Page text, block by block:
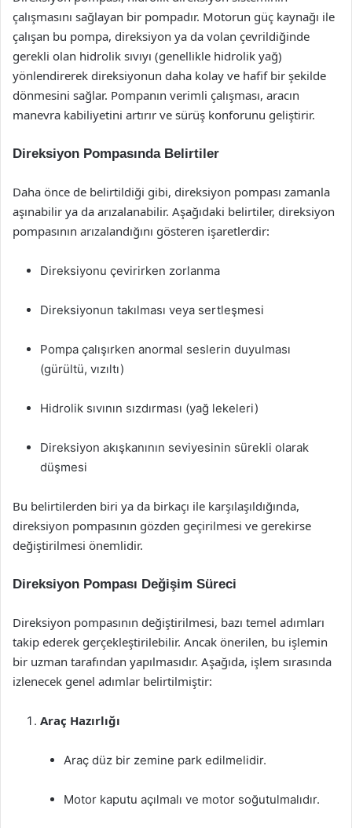
çalışmasını sağlayan bir pompadır. Motorun güç kaynağı ile
çalışan bu pompa, direksiyon ya da volan çevrildiğinde
gerekli olan hidrolik sıvıyı (genellikle hidrolik yağ)
yönlendirerek direksiyonun daha kolay ve hafif bir şekilde
dönmesini sağlar. Pompanın verimli çalışması, aracın
manevra kabiliyetini artırır ve sürüş konforunu geliştirir.
Direksiyon Pompasında Belirtiler
Daha önce de belirtildiği gibi, direksiyon pompası zamanla
aşınabilir ya da arızalanabilir. Aşağıdaki belirtiler, direksiyon
pompasının arızalandığını gösteren işaretlerdir:
Direksiyonu çevirirken zorlanma
Direksiyonun takılması veya sertleşmesi
Pompa çalışırken anormal seslerin duyulması
(gürültü, vızıltı)
Hidrolik sıvının sızdırması (yağ lekeleri)
Direksiyon akışkanının seviyesinin sürekli olarak
düşmesi
Bu belirtilerden biri ya da birkaçı ile karşılaşıldığında,
direksiyon pompasının gözden geçirilmesi ve gerekirse
değiştirilmesi önemlidir.
Direksiyon Pompası Değişim Süreci
Direksiyon pompasının değiştirilmesi, bazı temel adımları
takip ederek gerçekleştirilebilir. Ancak önerilen, bu işlemin
bir uzman tarafından yapılmasıdır. Aşağıda, işlem sırasında
izlenecek genel adımlar belirtilmiştir:
Araç Hazırlığı
Araç düz bir zemine park edilmelidir.
Motor kaputu açılmalı ve motor soğutulmalıdır.